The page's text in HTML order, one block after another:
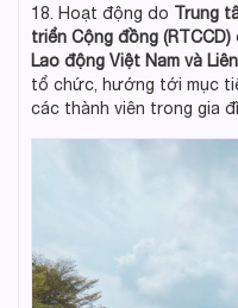
18. Hoạt động do Trung
triển Cộng đồng
Lao động Việt Nam và
tổ chức, hướng tới mục
các thành viên trong gia